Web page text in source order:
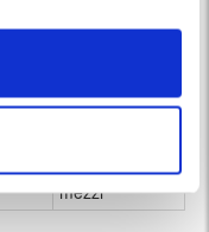
22 minuti a
25 minuti con i
mezzi